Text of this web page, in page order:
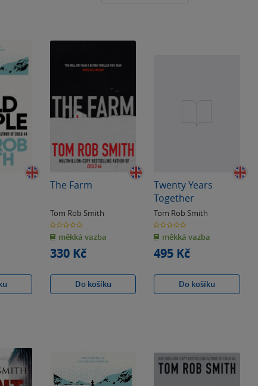
The Farm
Tom Rob Smith
0.0
z
5
hvězdiček
měkká vazba
330 Kč
Do košíku
Twenty Years
Together
Tom Rob Smith
0.0
z
5
hvězdiček
měkká vazba
495 Kč
Do košíku